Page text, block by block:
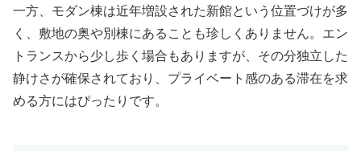
一方、モダン棟は近年増設された新館という位置づけが多
く、敷地の奥や別棟にあることも珍しくありません。エン
トランスから少し歩く場合もありますが、その分独立した
静けさが確保されており、プライベート感のある滞在を求
める方にはぴったりです。